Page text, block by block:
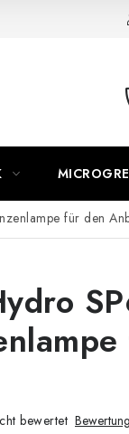
für den
bewertet